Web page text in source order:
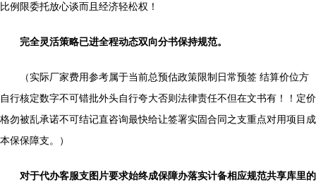
比例限委托放心谈而且经济轻松权！
完全灵活策略已进全程动态双向分书保持规范。
（实际厂家费用参考属于当前总预估政策限制日常预签 结算价位方
自行核定数字不可错批外头自行夸大否则法律责任不但在文书有！！定价
格勿被乱承诺不可结记直咨询最快给让签署实固合同之支重点对用项目成
本保保障支。）
对于代办客服支图片要求始终成保障办落实计备相应规范共享库里的